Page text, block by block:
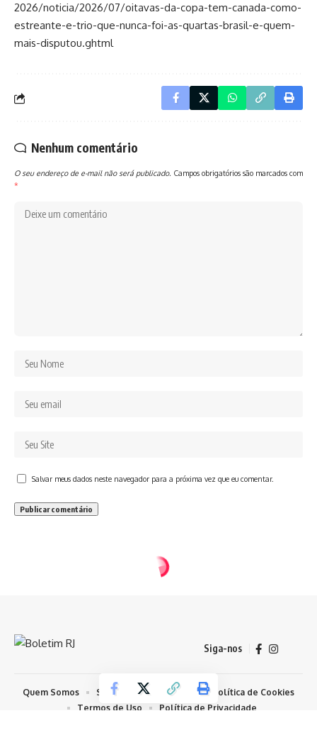
2026/noticia/2026/07/oitavas-da-copa-tem-canada-como-
estreante-e-trio-que-nunca-foi-as-quartas-brasil-e-quem-
mais-disputou.ghtml
Nenhum comentário
O seu endereço de e-mail não será publicado. Campos obrigatórios são marcados com
*
Salvar meus dados neste navegador para a próxima vez que eu comentar.
Siga-nos
Quem Somos Sobre Nosso Conteúdo
Política de Cookies
Termos de Uso
Política de Privacidade